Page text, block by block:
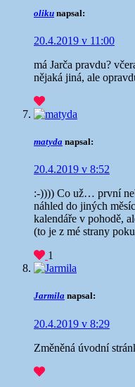
oliku napsal:
20.4.2019 v 11:00
má Jarča pravdu?
nějaká jiná, ale
matyda napsal:
20.4.2019 v 8:52
:-)))) Co už… první
náhled do jiných
kalendáře v pohodě,
(to je z mé strany
1
Jarmila napsal:
20.4.2019 v 8:29
Změněná úvodní